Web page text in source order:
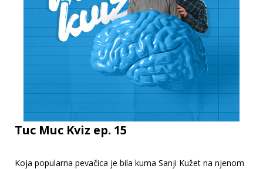
Tuc Muc Kviz ep. 15
Koja popularna pevačica je bila kuma Sanji Kužet na njenom